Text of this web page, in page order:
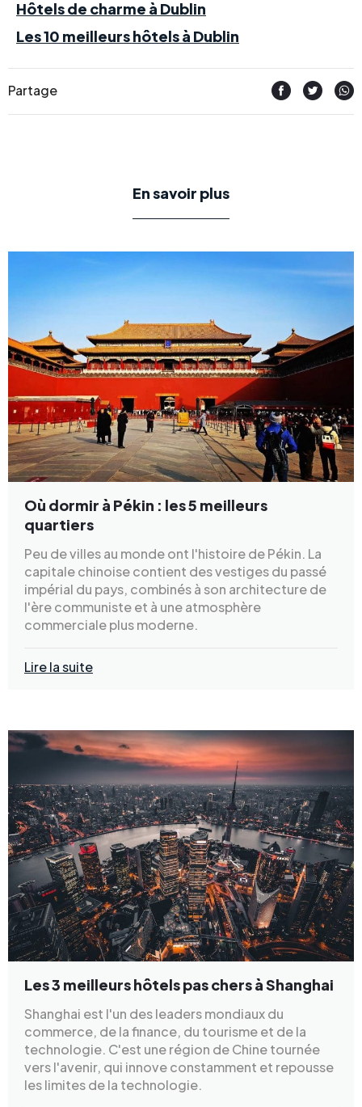
Hôtels de charme à Dublin
Les 10 meilleurs hôtels à Dublin
Partage
En savoir plus
Où dormir à Pékin : les 5 meilleurs
quartiers
Peu de villes au monde ont l'histoire de Pékin. La
capitale chinoise contient des vestiges du passé
impérial du pays, combinés à son architecture de
l'ère communiste et à une atmosphère
commerciale plus moderne.
Lire la suite
Les 3 meilleurs hôtels pas chers à Shanghai
Shanghai est l'un des leaders mondiaux du
commerce, de la finance, du tourisme et de la
technologie. C'est une région de Chine tournée
vers l'avenir, qui innove constamment et repousse
les limites de la technologie.